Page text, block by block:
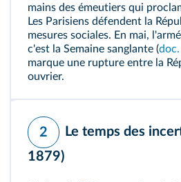
mains des émeutiers qui
Les Parisiens défendent la
mesures sociales. En mai,
c'est la Semaine sanglante (doc.
marque une rupture entre la
ouvrier.
2
Le temps des
1879)